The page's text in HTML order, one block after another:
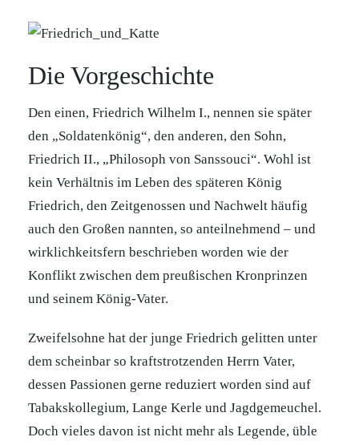
Die Vorgeschichte
Den einen, Friedrich Wilhelm I., nennen sie später
den „Soldatenkönig“, den anderen, den Sohn,
Friedrich II., „Philosoph von Sanssouci“. Wohl ist
kein Verhältnis im Leben des späteren König
Friedrich, den Zeitgenossen und Nachwelt häufig
auch den Großen nannten, so anteilnehmend – und
wirklichkeitsfern beschrieben worden wie der
Konflikt zwischen dem preußischen Kronprinzen
und seinem König-Vater.
Zweifelsohne hat der junge Friedrich gelitten unter
dem scheinbar so kraftstrotzenden Herrn Vater,
dessen Passionen gerne reduziert worden sind auf
Tabakskollegium, Lange Kerle und Jagdgemeuchel.
Doch vieles davon ist nicht mehr als Legende, üble